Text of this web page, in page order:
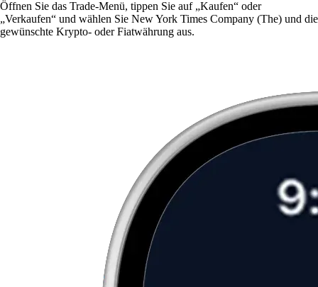
Öffnen Sie das Trade-Menü, tippen Sie auf „Kaufen“ oder
„Verkaufen“ und wählen Sie New York Times Company (The) und die
gewünschte Krypto- oder Fiatwährung aus.